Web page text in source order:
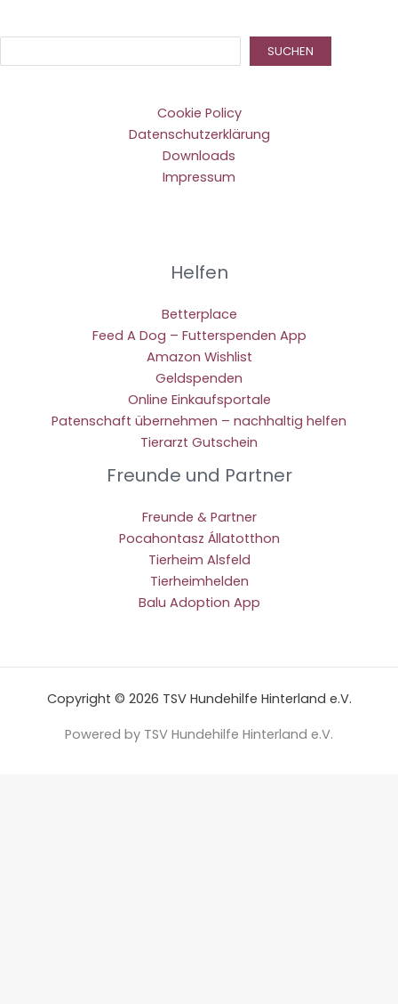
SUCHEN
Cookie Policy
Datenschutzerklärung
Downloads
Impressum
Helfen
Betterplace
Feed A Dog – Futterspenden App
Amazon Wishlist
Geldspenden
Online Einkaufsportale
Patenschaft übernehmen – nachhaltig helfen
Tierarzt Gutschein
Freunde und Partner
Freunde & Partner
Pocahontasz Állatotthon
Tierheim Alsfeld
Tierheimhelden
Balu Adoption App
Copyright © 2026 TSV Hundehilfe Hinterland e.V.
Powered by TSV Hundehilfe Hinterland e.V.